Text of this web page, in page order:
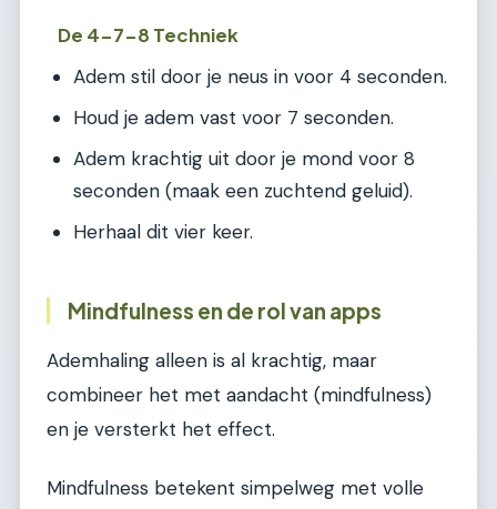
De 4-7-8 Techniek
Adem stil door je neus in voor 4 seconden.
Houd je adem vast voor 7 seconden.
Adem krachtig uit door je mond voor 8
seconden (maak een zuchtend geluid).
Herhaal dit vier keer.
Mindfulness en de rol van apps
Ademhaling alleen is al krachtig, maar
combineer het met aandacht (mindfulness)
en je versterkt het effect.
Mindfulness betekent simpelweg met volle